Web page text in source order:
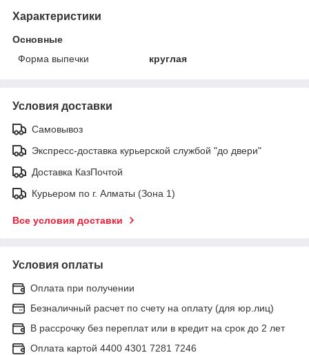
Характеристики
Основные
Форма выпечки
круглая
Условия доставки
Самовывоз
Экспресс-доставка курьерской службой "до двери"
Доставка КазПочтой
Курьером по г. Алматы (Зона 1)
Все условия доставки
Условия оплаты
Оплата при получении
Безналичный расчет по счету на оплату (для юр.лиц)
В рассрочку без переплат или в кредит на срок до 2 лет
Оплата картой 4400 4301 7281 7246